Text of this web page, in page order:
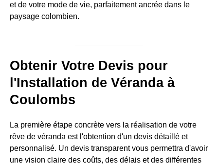
et de votre mode de vie, parfaitement ancrée dans le
paysage colombien.
Obtenir Votre Devis pour
l'Installation de Véranda à
Coulombs
La première étape concrète vers la réalisation de votre
rêve de véranda est l'obtention d'un devis détaillé et
personnalisé. Un devis transparent vous permettra d'avoir
une vision claire des coûts, des délais et des différentes